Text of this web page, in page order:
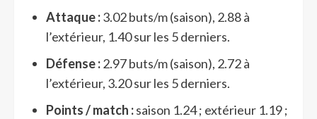
Attaque :3.02 buts/m (saison), 2.88 à
l’extérieur, 1.40 sur les 5 derniers.
Défense :2.97 buts/m (saison), 2.72 à
l’extérieur, 3.20 sur les 5 derniers.
Points / match :saison 1.24 ; extérieur 1.19 ;